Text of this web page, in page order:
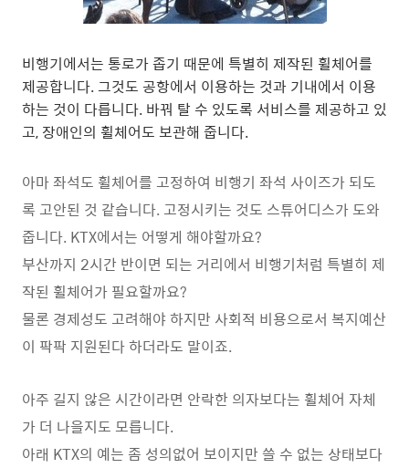
비행기에서는 통로가 좁기 때문에 특별히 제작된 휠체어를
제공합니다. 그것도 공항에서 이용하는 것과 기내에서 이용
하는 것이 다릅니다. 바꿔 탈 수 있도록 서비스를 제공하고 있
고, 장애인의 휠체어도 보관해 줍니다.
아마 좌석도 휠체어를 고정하여 비행기 좌석 사이즈가 되도
록 고안된 것 같습니다. 고정시키는 것도 스튜어디스가 도와
줍니다. KTX에서는 어떻게 해야할까요?
부산까지 2시간 반이면 되는 거리에서 비행기처럼 특별히 제
작된 휠체어가 필요할까요?
물론 경제성도 고려해야 하지만 사회적 비용으로서 복지예산
이 팍팍 지원된다 하더라도 말이죠.
아주 길지 않은 시간이라면 안락한 의자보다는 휠체어 자체
가 더 나을지도 모릅니다.
아래 KTX의 예는 좀 성의없어 보이지만 쓸 수 없는 상태보다